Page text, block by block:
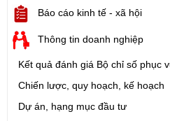
Báo cáo kinh tế - xã hội
Thông tin doanh nghiệp
Kết quả đánh giá Bộ chỉ số phục
Chiến lược, quy hoạch, kế hoạch
Dự án, hạng mục đầu tư